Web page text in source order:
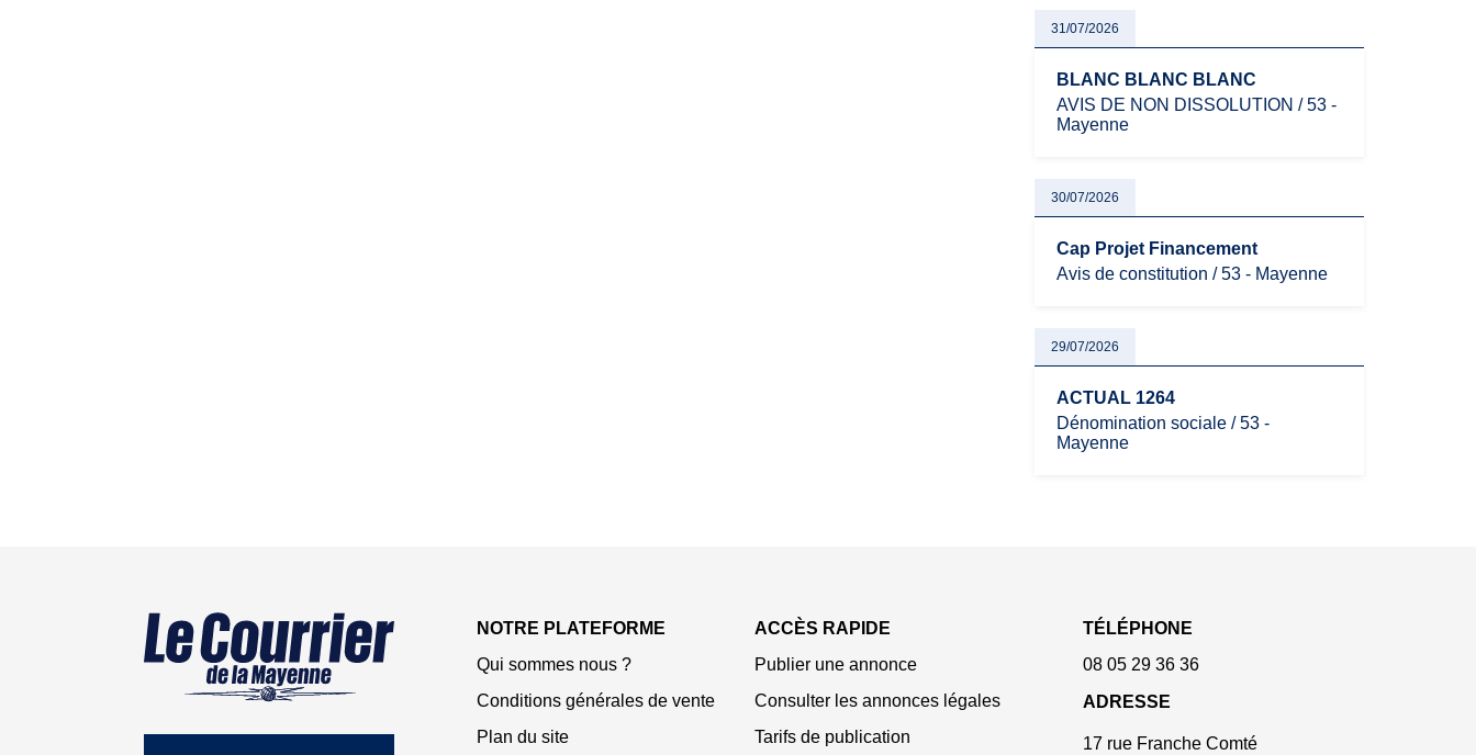
31/07/2026
BLANC BLANC BLANC
AVIS DE NON DISSOLUTION / 53 -
Mayenne
30/07/2026
Cap Projet Financement
Avis de constitution / 53 - Mayenne
29/07/2026
ACTUAL 1264
Dénomination sociale / 53 -
Mayenne
NOTRE PLATEFORME
Qui sommes nous ?
Conditions générales de vente
Plan du site
ACCÈS RAPIDE
Publier une annonce
Consulter les annonces légales
Tarifs de publication
TÉLÉPHONE
08 05 29 36 36
ADRESSE
17 rue Franche Comté